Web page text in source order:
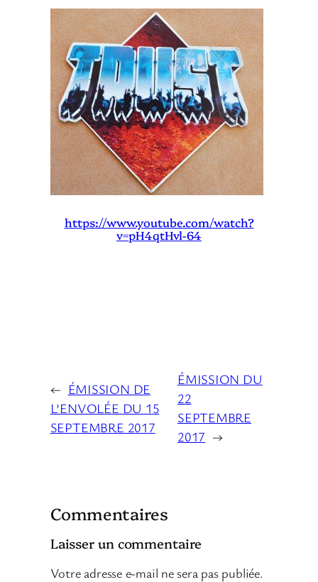
https://www.youtube.com/watch?
v=pH4qtHvl-64
← ÉMISSION DE
L’ENVOLÉE DU 15
SEPTEMBRE 2017
ÉMISSION DU
22
SEPTEMBRE
2017 →
Commentaires
Laisser un commentaire
Votre adresse e-mail ne sera pas publiée.